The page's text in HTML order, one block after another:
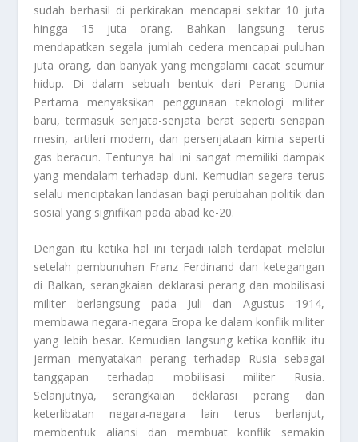
sudah berhasil di perkirakan mencapai sekitar 10 juta
hingga 15 juta orang. Bahkan langsung terus
mendapatkan segala jumlah cedera mencapai puluhan
juta orang, dan banyak yang mengalami cacat seumur
hidup. Di dalam sebuah bentuk dari Perang Dunia
Pertama menyaksikan penggunaan teknologi militer
baru, termasuk senjata-senjata berat seperti senapan
mesin, artileri modern, dan persenjataan kimia seperti
gas beracun. Tentunya hal ini sangat memiliki dampak
yang mendalam terhadap duni. Kemudian segera terus
selalu menciptakan landasan bagi perubahan politik dan
sosial yang signifikan pada abad ke-20.
Dengan itu ketika hal ini terjadi ialah terdapat melalui
setelah pembunuhan Franz Ferdinand dan ketegangan
di Balkan, serangkaian deklarasi perang dan mobilisasi
militer berlangsung pada Juli dan Agustus 1914,
membawa negara-negara Eropa ke dalam konflik militer
yang lebih besar. Kemudian langsung ketika konflik itu
jerman menyatakan perang terhadap Rusia sebagai
tanggapan terhadap mobilisasi militer Rusia.
Selanjutnya, serangkaian deklarasi perang dan
keterlibatan negara-negara lain terus berlanjut,
membentuk aliansi dan membuat konflik semakin